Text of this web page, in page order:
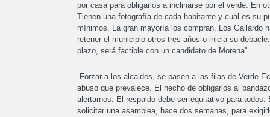
por casa para obligarlos a inclinarse por el verde. En
Tienen una fotografía de cada habitante y cuál es su
mínimos. La gran mayoría los compran. Los Gallardo
retener el municipio otros tres años o inicia su
plazo, será factible con un candidato de Morena”.
Forzar a los alcaldes, se pasen a las filas de Verde
abuso que prevalece. El hecho de obligarlos al
alertarnos. El respaldo debe ser equitativo para
solicitar una asamblea, hace dos semanas, para